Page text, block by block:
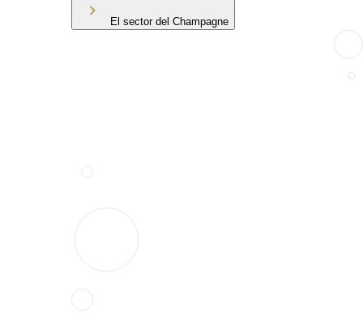
El sector del Champagne